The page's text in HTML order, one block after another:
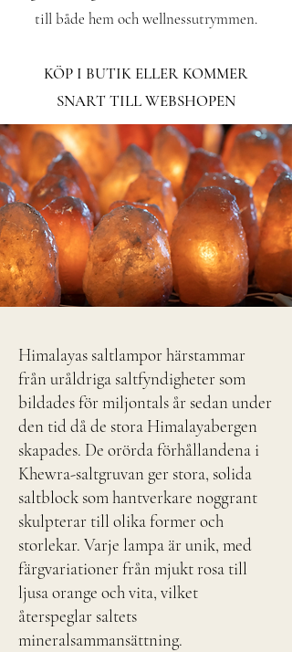
till både hem och wellnessutrymmen.
KÖP I BUTIK ELLER KOMMER
SNART TILL WEBSHOPEN
Himalayas saltlampor härstammar
från uråldriga saltfyndigheter som
bildades för miljontals år sedan under
den tid då de stora Himalayabergen
skapades. De orörda förhållandena i
Khewra-saltgruvan ger stora, solida
saltblock som hantverkare noggrant
skulpterar till olika former och
storlekar. Varje lampa är unik, med
färgvariationer från mjukt rosa till
ljusa orange och vita, vilket
återspeglar saltets
mineralsammansättning.